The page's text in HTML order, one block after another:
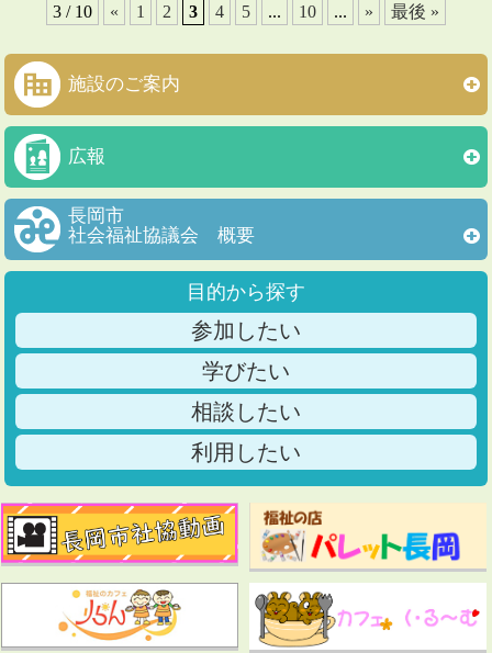
3 / 10 « 1 2 3 4 5 ... 10 ... » 最後 »
施設のご案内
広報
長岡市
社会福祉協議会 概要
目的から探す
参加したい
学びたい
相談したい
利用したい